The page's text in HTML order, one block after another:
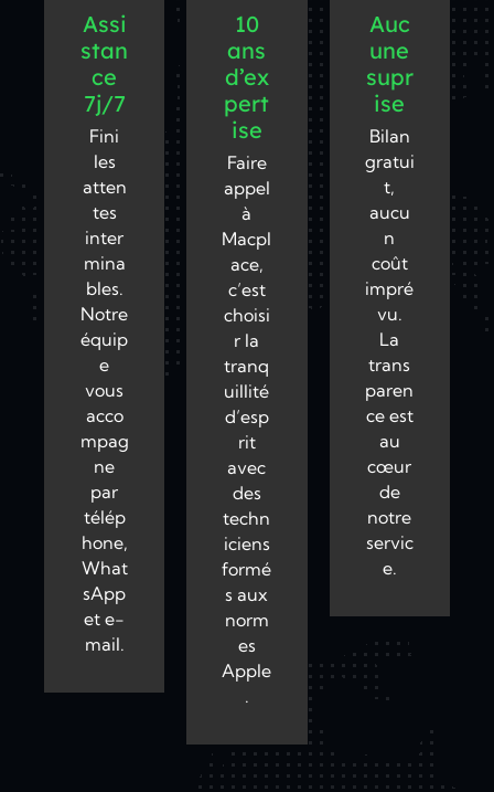
Assi
stan
ce
7j/7
Fini
les
atten
tes
inter
mina
bles.
Notre
équip
e
vous
acco
mpag
ne
par
télép
hone,
What
sApp
et e-
mail.
10
ans
d’ex
pert
ise
Faire
appel
à
Macpl
ace,
c’est
choisi
r la
tranq
uillité
d’esp
rit
avec
des
techn
iciens
formé
s aux
norm
es
Apple
.
Auc
une
supr
ise
Bilan
gratui
t,
aucu
n
coût
impré
vu.
La
trans
paren
ce est
au
cœur
de
notre
servic
e.